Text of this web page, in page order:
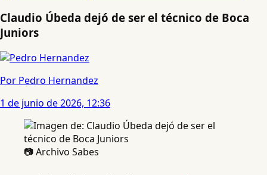
Claudio Úbeda dejó de ser el técnico de Boca
Juniors
Por Pedro Hernandez
1 de junio de 2026, 12:36
📷 Archivo Sabes